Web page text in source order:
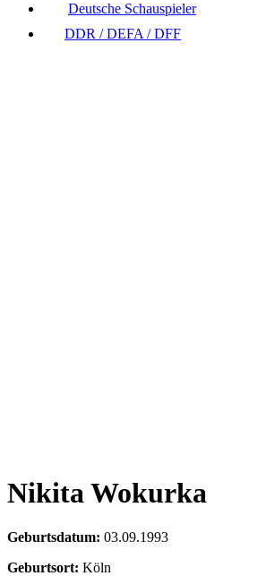
Deutsche Schauspieler
DDR / DEFA / DFF
Nikita Wokurka
Geburtsdatum: 03.09.1993
Geburtsort: Köln